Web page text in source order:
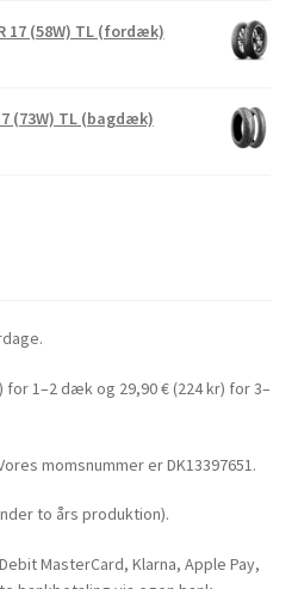
17 (58W) TL (fordæk)
(73W) TL (bagdæk)
for 1–2 dæk og 29,90 € (224 kr) for 3–
momsnummer er DK13397651.
to års produktion).
MasterCard, Klarna, Apple Pay,